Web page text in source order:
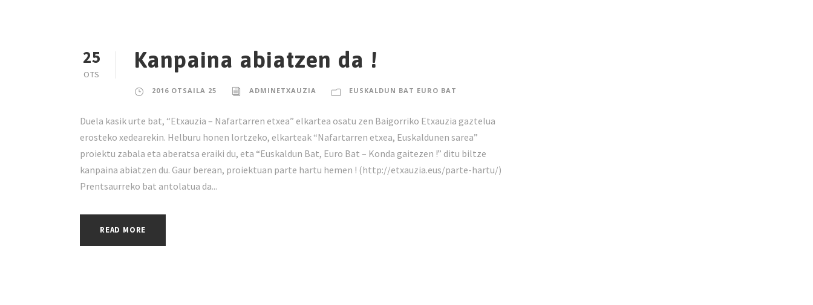
25
OTS
Kanpaina abiatzen da !
2016 OTSAILA 25 ADMINETXAUZIA EUSKALDUN BAT EURO BAT
Duela kasik urte bat, “Etxauzia – Nafartarren etxea” elkartea osatu zen Baigorriko Etxauzia gaztelua
erosteko xedearekin. Helburu honen lortzeko, elkarteak “Nafartarren etxea, Euskaldunen sarea”
proiektu zabala eta aberatsa eraiki du, eta “Euskaldun Bat, Euro Bat – Konda gaitezen !” ditu biltze
kanpaina abiatzen du. Gaur berean, proiektuan parte hartu hemen ! (http://etxauzia.eus/parte-hartu/)
Prentsaurreko bat antolatua da...
READ MORE